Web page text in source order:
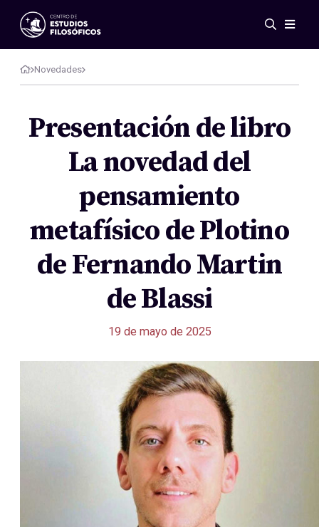
Eventos
Novedades
Investigación
Publicaciones
Acerca de nosotros
Reglamento
Novedades
Presentación de libro
La novedad del
pensamiento
metafísico de Plotino
de Fernando Martin
de Blassi
19 de mayo de 2025